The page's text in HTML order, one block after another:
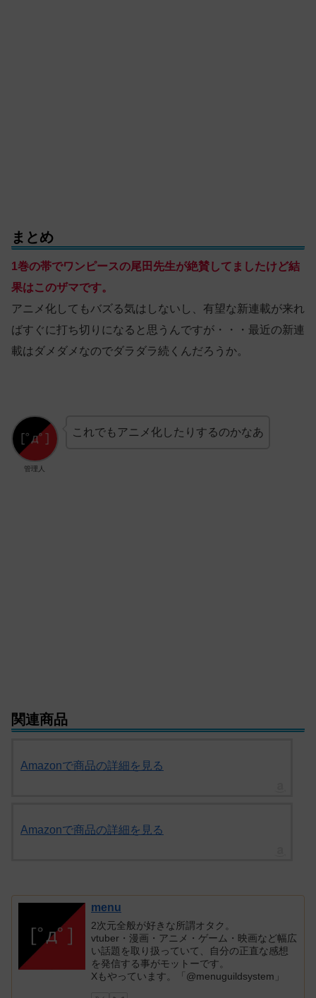
まとめ
1巻の帯でワンピースの尾田先生が絶賛してましたけど結
果はこのザマです。
アニメ化してもバズる気はしないし、有望な新連載が来れ
ばすぐに打ち切りになると思うんですが・・・最近の新連
載はダメダメなのでダラダラ続くんだろうか。
管理人
これでもアニメ化したりするのかなあ
関連商品
Amazonで商品の詳細を見る
Amazonで商品の詳細を見る
menu
2次元全般が好きな所謂オタク。
vtuber・漫画・アニメ・ゲーム・映画など幅広
い話題を取り扱っていて、自分の正直な感想
を発信する事がモットーです。
Xもやっています。「@menuguildsystem」